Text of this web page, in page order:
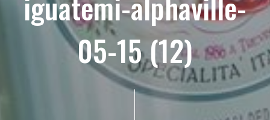
05-15 (12)